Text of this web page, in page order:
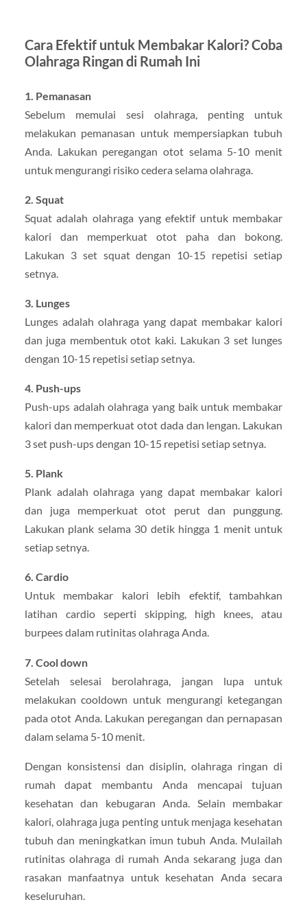
Cara Efektif untuk Membakar Kalori? Coba
Olahraga Ringan di Rumah Ini
1. Pemanasan
Sebelum memulai sesi olahraga, penting untuk
melakukan pemanasan untuk mempersiapkan tubuh
Anda. Lakukan peregangan otot selama 5-10 menit
untuk mengurangi risiko cedera selama olahraga.
2. Squat
Squat adalah olahraga yang efektif untuk membakar
kalori dan memperkuat otot paha dan bokong.
Lakukan 3 set squat dengan 10-15 repetisi setiap
setnya.
3. Lunges
Lunges adalah olahraga yang dapat membakar kalori
dan juga membentuk otot kaki. Lakukan 3 set lunges
dengan 10-15 repetisi setiap setnya.
4. Push-ups
Push-ups adalah olahraga yang baik untuk membakar
kalori dan memperkuat otot dada dan lengan. Lakukan
3 set push-ups dengan 10-15 repetisi setiap setnya.
5. Plank
Plank adalah olahraga yang dapat membakar kalori
dan juga memperkuat otot perut dan punggung.
Lakukan plank selama 30 detik hingga 1 menit untuk
setiap setnya.
6. Cardio
Untuk membakar kalori lebih efektif, tambahkan
latihan cardio seperti skipping, high knees, atau
burpees dalam rutinitas olahraga Anda.
7. Cool down
Setelah selesai berolahraga, jangan lupa untuk
melakukan cooldown untuk mengurangi ketegangan
pada otot Anda. Lakukan peregangan dan pernapasan
dalam selama 5-10 menit.
Dengan konsistensi dan disiplin, olahraga ringan di
rumah dapat membantu Anda mencapai tujuan
kesehatan dan kebugaran Anda. Selain membakar
kalori, olahraga juga penting untuk menjaga kesehatan
tubuh dan meningkatkan imun tubuh Anda. Mulailah
rutinitas olahraga di rumah Anda sekarang juga dan
rasakan manfaatnya untuk kesehatan Anda secara
keseluruhan.